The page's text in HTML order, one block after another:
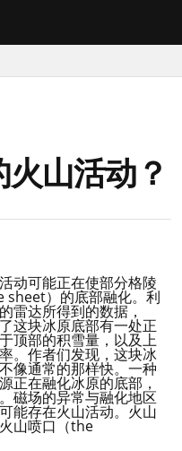
山活动？
动可能正在使部分格陵
）的底部融化。利
雷达所得到的数据，
这块冰原底部有一处正
顶部的积雪量，以及上
。作者们发现，这块冰
像通常的那样快。一种
正在融化冰原的底部，
磁场的异常与融化地区
能存在火山活动。火山
山喷口（the